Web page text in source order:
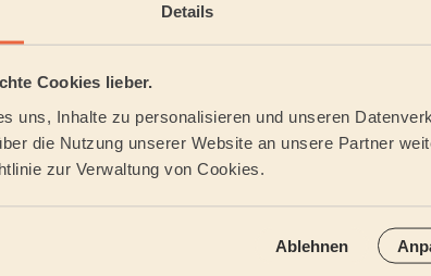
Details
Cookies lieber.
uns, Inhalte zu personalisieren und unseren
die Nutzung unserer Website an unsere Partner
zur Verwaltung von Cookies.
Ablehnen
finden
Schleswig-Holstein
Hessen Baden-